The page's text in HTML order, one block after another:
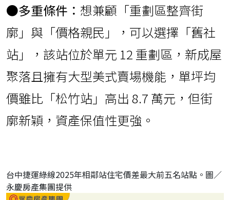
●多重條件： 想兼顧「重劃區整齊街
廓」與「價格親民」，可以選擇「舊社
站」，該站位於單元 12 重劃區，新成屋
聚落且擁有大型美式賣場機能，單坪均
價雖比「松竹站」高出 8.7 萬元，但街
廓新穎，資產保值性更強。
台中捷運綠線2025年相鄰站住宅價差最大前五名站點。圖／
永慶房產集團提供